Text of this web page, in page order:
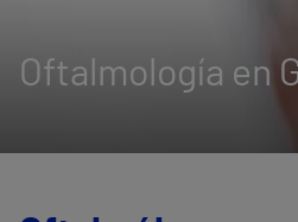
Oftalmología en